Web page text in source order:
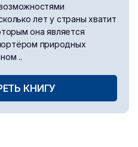
лет у страны хватит
она является
природных
..
КНИГУ